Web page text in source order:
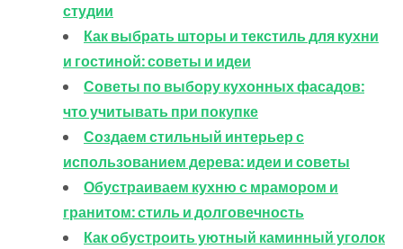
студии
Как выбрать шторы и текстиль для кухни
и гостиной: советы и идеи
Советы по выбору кухонных фасадов:
что учитывать при покупке
Создаем стильный интерьер с
использованием дерева: идеи и советы
Обустраиваем кухню с мрамором и
гранитом: стиль и долговечность
Как обустроить уютный каминный уголок